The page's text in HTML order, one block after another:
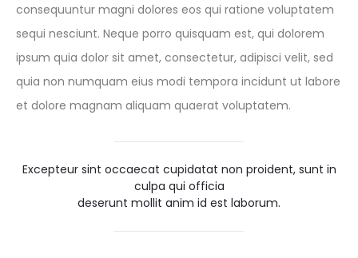
consequuntur magni dolores eos qui ratione voluptatem
sequi nesciunt. Neque porro quisquam est, qui dolorem
ipsum quia dolor sit amet, consectetur, adipisci velit, sed
quia non numquam eius modi tempora incidunt ut labore
et dolore magnam aliquam quaerat voluptatem.
Excepteur sint occaecat cupidatat non proident, sunt in
culpa qui officia
deserunt mollit anim id est laborum.